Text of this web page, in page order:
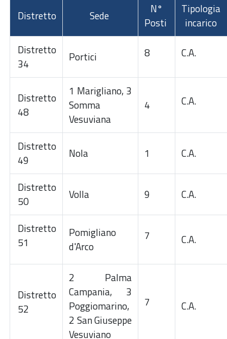
Distretto Sede
N°
Posti
Tipologia
incarico
Distretto
34
Portici 8 C.A.
Distretto
48
1 Marigliano, 3
Somma
Vesuviana
4 C.A.
Distretto
49
Nola 1 C.A.
Distretto
50
Volla 9 C.A.
Distretto
51
Pomigliano
d'Arco
7 C.A.
Distretto
52
2 Palma
Campania, 3
Poggiomarino,
2 San Giuseppe
Vesuviano
7 C.A.